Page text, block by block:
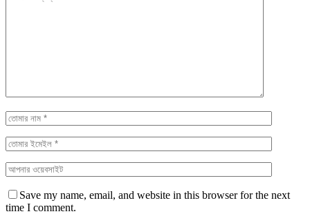
Save my name, email, and website in this browser for the next
time I comment.